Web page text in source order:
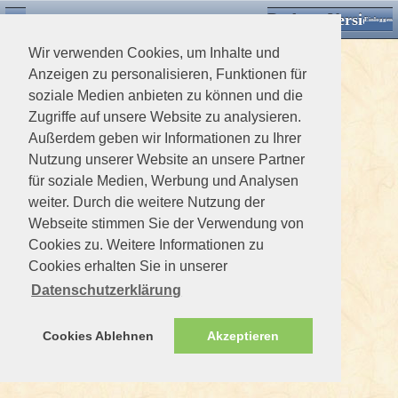
Wir verwenden Cookies, um Inhalte und
Anzeigen zu personalisieren, Funktionen für
soziale Medien anbieten zu können und die
Zugriffe auf unsere Website zu analysieren.
Außerdem geben wir Informationen zu Ihrer
Nutzung unserer Website an unsere Partner
für soziale Medien, Werbung und Analysen
weiter. Durch die weitere Nutzung der
Webseite stimmen Sie der Verwendung von
Cookies zu. Weitere Informationen zu
Cookies erhalten Sie in unserer
Datenschutzerklärung
Cookies Ablehnen Akzeptieren
Desktop VersionEinloggen